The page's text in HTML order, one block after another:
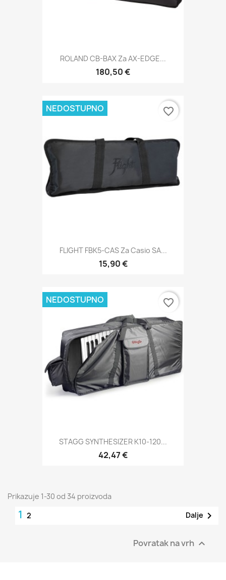
ROLAND CB-BAX Za AX-EDGE...
180,50 €
FLIGHT FBK5-CAS Za Casio SA...
15,90 €
NEDOSTUPNO favorite_border
STAGG SYNTHESIZER K10-120...
42,47 €
NEDOSTUPNO favorite_border
Prikazuje 1-30 od 34 proizvoda
1 2 Dalje 
Povratak na vrh 